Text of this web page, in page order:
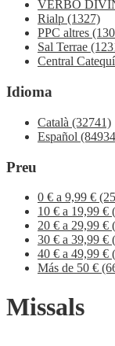
VERBO
Rialp (1327)
PPC altres
Sal Terrae
Central
Idioma
Català (32741)
Español
Preu
0 € a 9,99 €
10 € a 19,99 €
20 € a 29,99 €
30 € a 39,99 €
40 € a 49,99 €
Más de 50 €
Missals